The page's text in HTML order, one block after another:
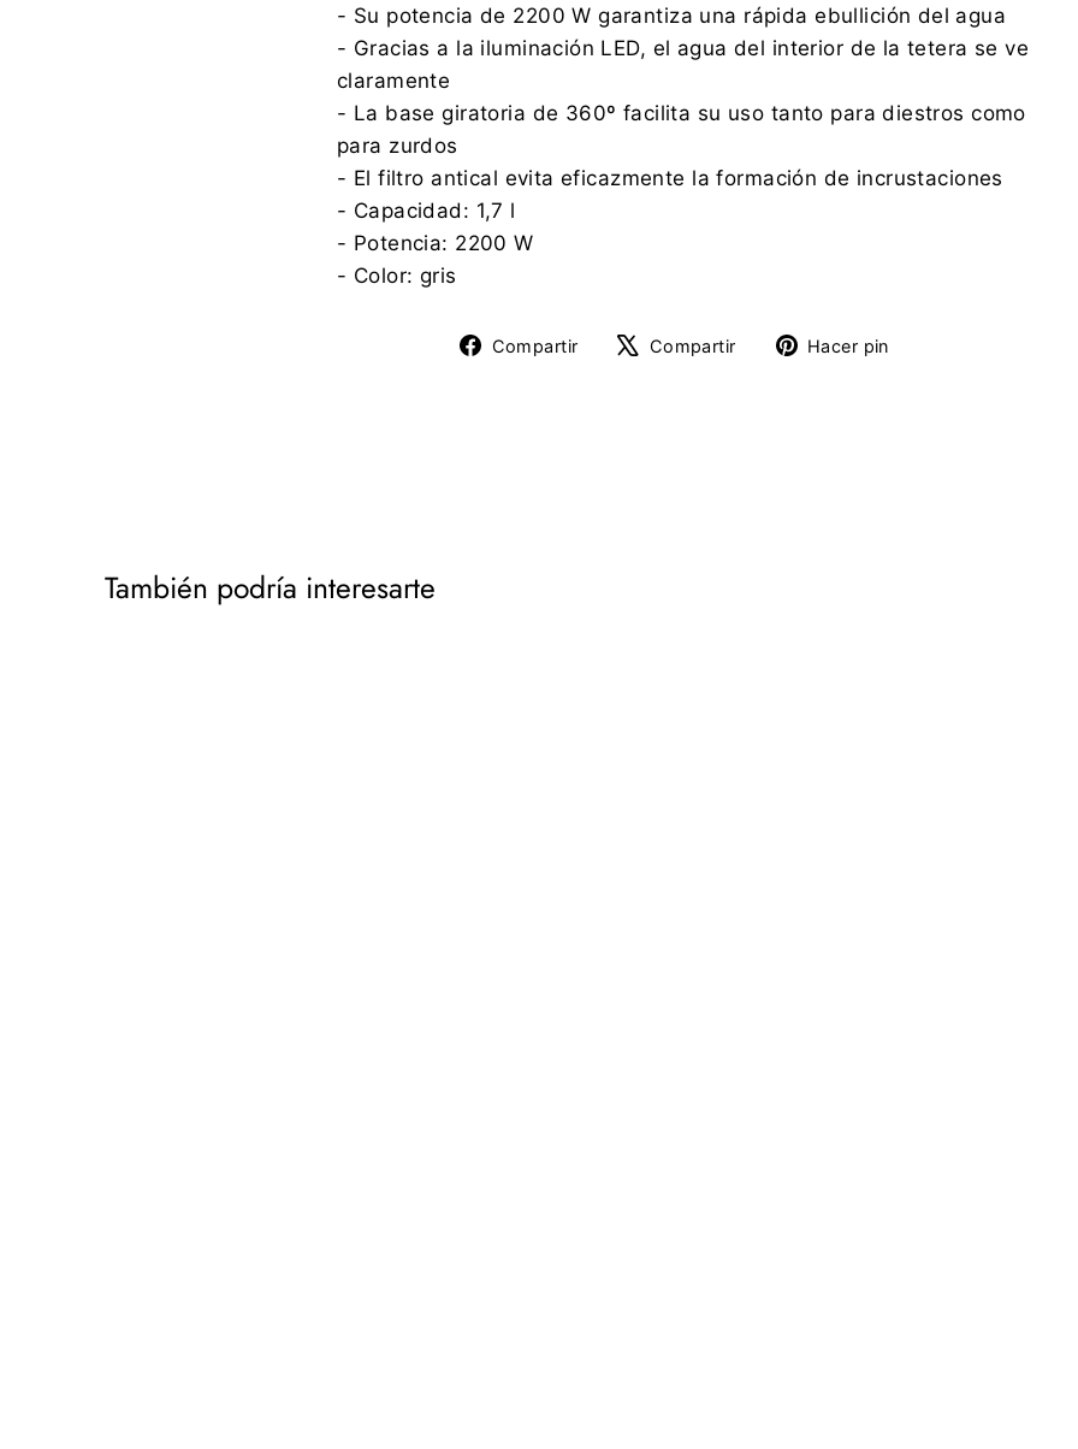
- Su potencia de 2200 W garantiza una rápida ebullición del agua
- Gracias a la iluminación LED, el agua del interior de la tetera se ve
claramente
- La base giratoria de 360º facilita su uso tanto para diestros como
para zurdos
- El filtro antical evita eficazmente la formación de incrustaciones
- Capacidad: 1,7 l
- Potencia: 2200 W
- Color: gris
Compartir
Compartir
Compartir
TuitearHacer pin
También podría interesarte